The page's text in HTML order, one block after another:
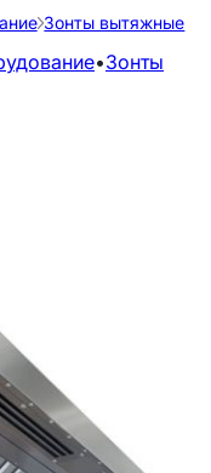
Зонты вытяжные
•Зонты